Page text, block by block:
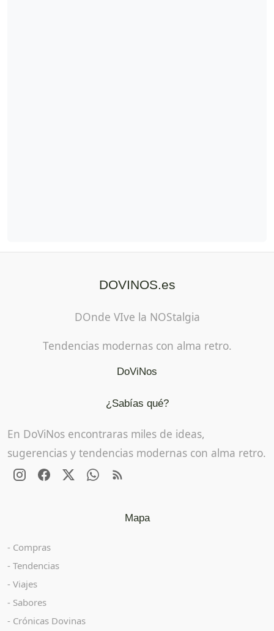
DOVINOS.es
DOnde VIve la NOStalgia
Tendencias modernas con alma retro.
DoViNos
Mapa
Compras
Tendencias
Viajes
Sabores
Crónicas Dovinas
¿Sabías qué?
En DoViNos encontraras miles de ideas,
sugerencias y tendencias modernas con alma retro.